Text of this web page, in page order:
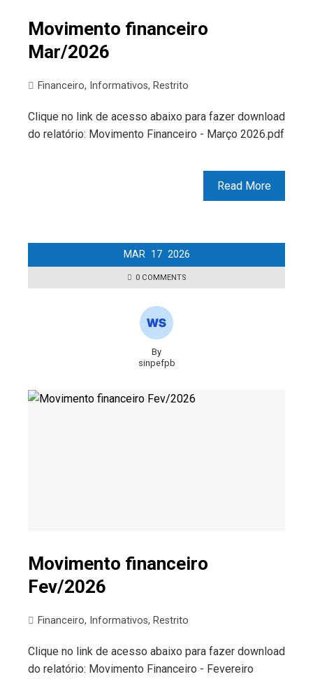
Movimento financeiro
Mar/2026
Financeiro, Informativos, Restrito
Clique no link de acesso abaixo para fazer download
do relatório: Movimento Financeiro - Março 2026.pdf
Read More
MAR 17 2026
0 COMMENTS
By
sinpefpb
Movimento financeiro
Fev/2026
Financeiro, Informativos, Restrito
Clique no link de acesso abaixo para fazer download
do relatório: Movimento Financeiro - Fevereiro